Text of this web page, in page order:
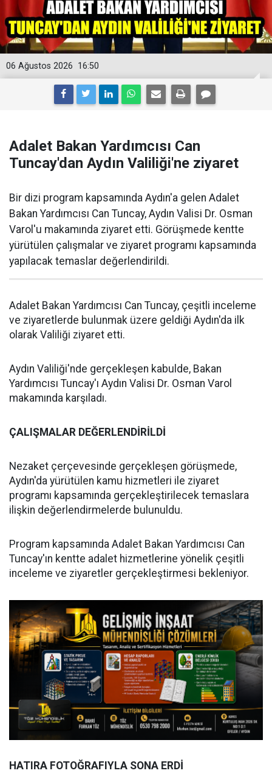
16:50
06 Ağustos 2026
Adalet Bakan Yardımcısı Can
Tuncay'dan Aydın Valiliği'ne ziyaret
Bir dizi program kapsamında Aydın'a gelen Adalet
Bakan Yardımcısı Can Tuncay, Aydın Valisi Dr. Osman
Varol'u makamında ziyaret etti. Görüşmede kentte
yürütülen çalışmalar ve ziyaret programı kapsamında
yapılacak temaslar değerlendirildi.
Adalet Bakan Yardımcısı Can Tuncay, çeşitli inceleme
ve ziyaretlerde bulunmak üzere geldiği Aydın'da ilk
olarak Valiliği ziyaret etti.
Aydın Valiliği'nde gerçekleşen kabulde, Bakan
Yardımcısı Tuncay'ı Aydın Valisi Dr. Osman Varol
makamında karşıladı.
ÇALIŞMALAR DEĞERLENDİRİLDİ
Nezaket çerçevesinde gerçekleşen görüşmede,
Aydın'da yürütülen kamu hizmetleri ile ziyaret
programı kapsamında gerçekleştirilecek temaslara
ilişkin değerlendirmelerde bulunuldu.
Program kapsamında Adalet Bakan Yardımcısı Can
Tuncay'ın kentte adalet hizmetlerine yönelik çeşitli
inceleme ve ziyaretler gerçekleştirmesi bekleniyor.
HATIRA FOTOĞRAFIYLA SONA ERDİ